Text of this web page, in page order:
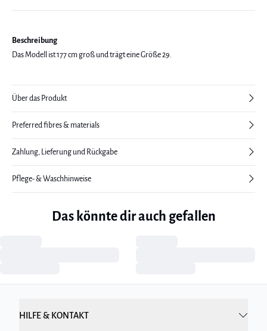
Beschreibung
Das Modell ist 177 cm groß und trägt eine Größe 29.
Über das Produkt
Preferred fibres & materials
Zahlung, Lieferung und Rückgabe
Pflege- & Waschhinweise
Das könnte dir auch gefallen
HILFE & KONTAKT